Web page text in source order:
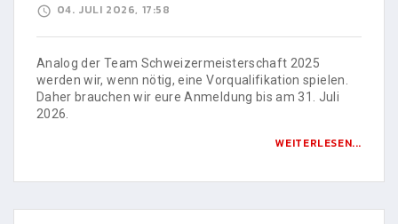
04. JULI 2026, 17:58
Analog der Team Schweizermeisterschaft 2025
werden wir, wenn nötig, eine Vorqualifikation spielen.
Daher brauchen wir eure Anmeldung bis am 31. Juli
2026.
WEITERLESEN...